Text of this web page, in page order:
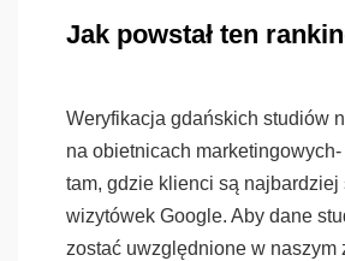
Jak powstał ten
Weryfikacja gdańskich studiów
na obietnicach
tam, gdzie klienci są najbardziej
wizytówek Google. Aby dane
zostać uwzględnione w naszym